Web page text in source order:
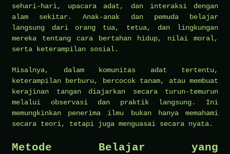
sehari-hari, upacara adat, dan interaksi dengan
alam sekitar. Anak-anak dan pemuda belajar
langsung dari orang tua, tetua, dan lingkungan
mereka tentang cara bertahan hidup, nilai moral,
serta keterampilan sosial.
Misalnya, dalam komunitas adat tertentu,
keterampilan berburu, bercocok tanam, atau membuat
kerajinan tangan diajarkan secara turun-temurun
melalui observasi dan praktik langsung. Ini
memungkinkan penerima ilmu bukan hanya memahami
secara teori, tetapi juga menguasai secara nyata.
Metode Belajar yang